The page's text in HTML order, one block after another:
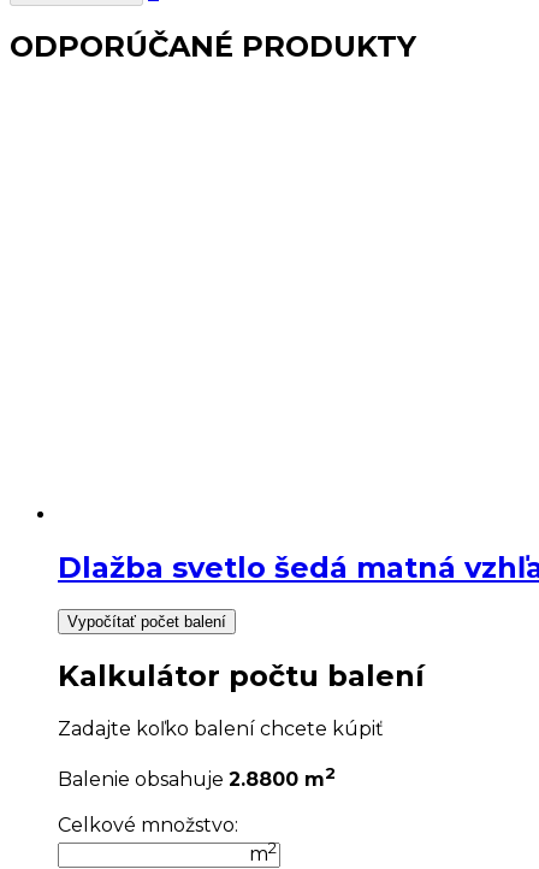
ODPORÚČANÉ PRODUKTY
Dlažba svetlo šedá matná
Vypočítať počet balení
Kalkulátor počtu balení
Zadajte koľko balení chcete kúpiť
Balenie obsahuje 2.8800 m2
Celkové množstvo:
m2